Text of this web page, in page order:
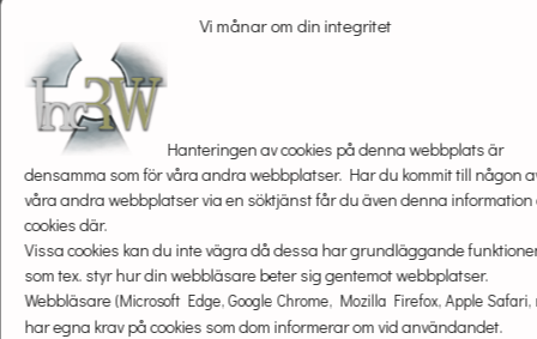
Vi månar om din integritet
Hanteringen av cookies på denna webbplats är
densamma som för våra andra webbplatser. Har du kommit till någon
våra andra webbplatser via en söktjänst får du även denna information
cookies där.
Vissa cookies kan du inte vägra då dessa har grundläggande
som tex. styr hur din webbläsare beter sig gentemot webbplatser.
Webbläsare(Microsoft Edge, Google Chrome, Mozilla Firefox, Apple Safari,
har egna krav på cookies som dom informerar om vid användandet.